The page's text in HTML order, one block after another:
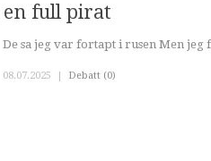
full pirat
De sa jeg var fortapt i rusen Men
08.07.2025 | Debatt (0)